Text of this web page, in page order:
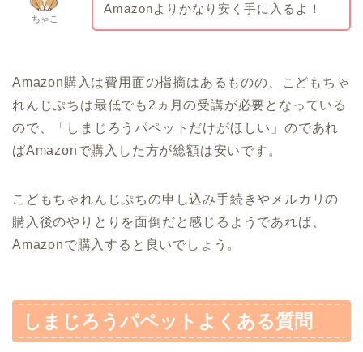
ちゃこ
Amazonよりかなり安く手に入るよ！
Amazon購入は費用面の指摘はあるものの、こどもちゃ
れんじぷちは最低でも2ヵ月の受講が必要となっている
ので、「しまじろうパペットだけがほしい」のであれ
ばAmazonで購入した方が総額は安いです。
こどもちゃれんじぷちの申し込み手続きやメルカリの
購入後のやりとりを面倒だと感じるようであれば、
Amazonで購入すると良いでしょう。
しまじろうパペットよくある質問